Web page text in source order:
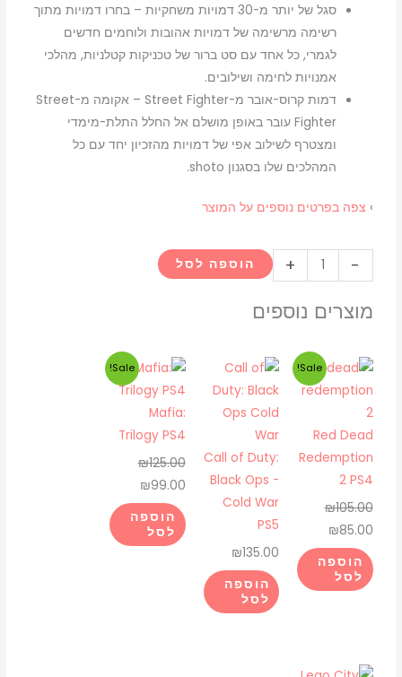
סגל של יותר מ-30 דמויות משחקיות – בחרו דמויות מתוך
רשימה מרשימה של דמויות אהובות ולוחמים חדשים
לגמרי, כל אחד עם סט ברור של טכניקות קטלניות, מהלכי
אמנויות לחימה ושילובים.
דמות קרוס-אובר מ-Street Fighter – אקומה מ-Street
Fighter עובר באופן מושלם אל החלל התלת-מימדי
ומצטרף לשילוב אפי של דמויות מהזכיון יחד עם כל
המהלכים שלו בסגנון shoto.
› צפה בפרטים נוספים על המוצר
-
של
tekken
+ הוספה לסל
מוצרים נוספים
Red Dead
Redemption
2 PS4
Sale!
₪105.00
המחיר
המקורי
היה:
₪105.00.
₪85.00
המחיר
הנוכחי
₪85.00.
הוספה
לסל
Call of Duty:
Black Ops -
Cold War
PS5
₪135.00
הוספה
לסל
Mafia:
Trilogy PS4
Sale!
₪125.00
המחיר
המקורי
היה:
₪125.00.
₪99.00
המחיר
הנוכחי
₪99.00.
הוספה
לסל